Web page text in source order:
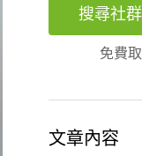
搜尋社
免費
文章內容